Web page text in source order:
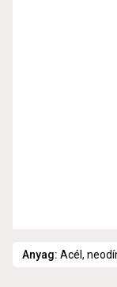
Anyag: Acél,